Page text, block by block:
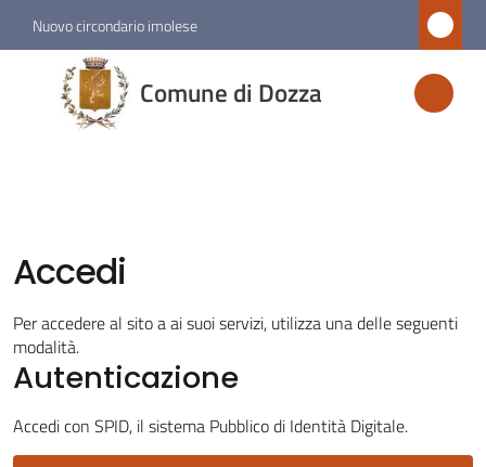
Vai al contenuto
Vai alla navigazione
Vai al footer
Nuovo circondario imolese
Comune di Dozza
Comune
di
Dozza
Servizi
Menu selezionato
Vivere
Accedi
Per accedere al sito a ai suoi servizi, utilizza una delle seguenti
modalità.
Autenticazione
Accedi con SPID, il sistema Pubblico di Identità Digitale.